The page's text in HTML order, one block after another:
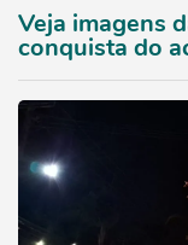
Veja imagens
conquista do